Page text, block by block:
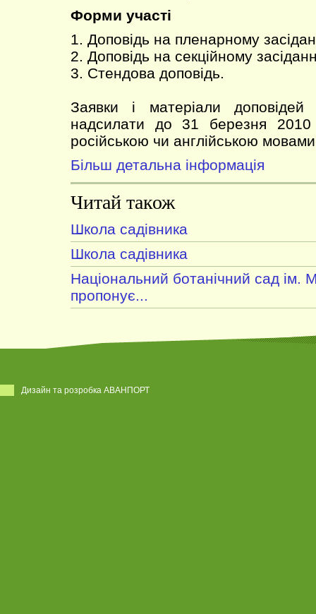
Форми участі
1. Доповідь на пленарному
2. Доповідь на секційному
3. Стендова доповідь.
Заявки і матеріали доповідей
надсилати до 31 березня 2010
російською чи англійською
Більш детальна інформація
Читай також
Школа садівника
Школа садівника
Національний ботанічний сад
пропонує...
Дизайн та розробка АВАНПОРТ